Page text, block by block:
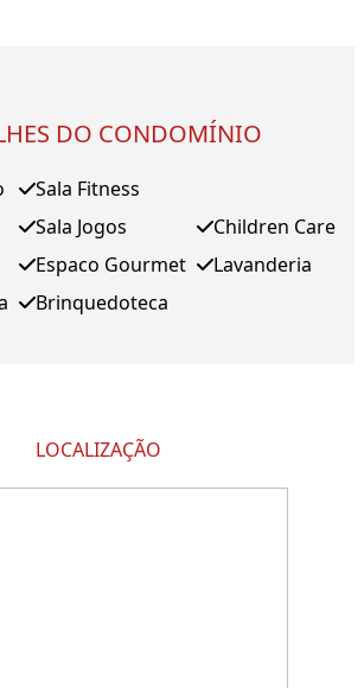
DO CONDOMÍNIO
Sala Fitness
Sala Jogos
Espaco Gourmet
Brinquedoteca
Children Care
Lavanderia
LOCALIZAÇÃO